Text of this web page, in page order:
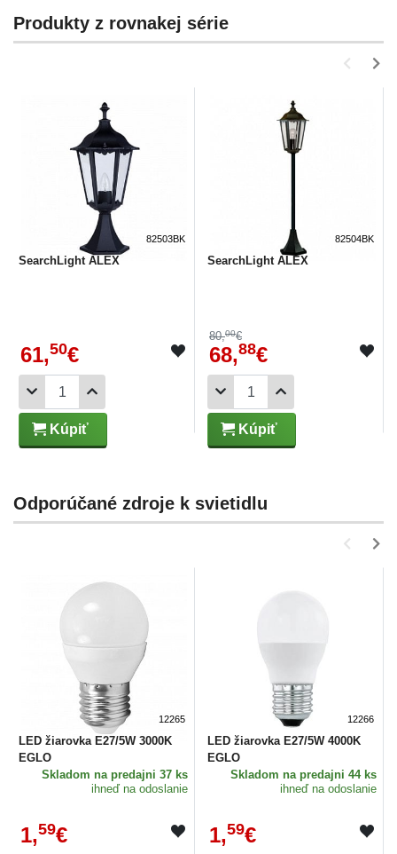
Produkty z rovnakej série
82503BK
SearchLight ALEX
61,50€
Kúpiť
82504BK
SearchLight ALEX
80,00€
68,88€
Kúpiť
Odporúčané zdroje k svietidlu
12265
LED žiarovka E27/5W 3000K
EGLO
Skladom na predajni 37 ks
ihneď na odoslanie
1,59€
12266
LED žiarovka E27/5W 4000K
EGLO
Skladom na predajni 44 ks
ihneď na odoslanie
1,59€